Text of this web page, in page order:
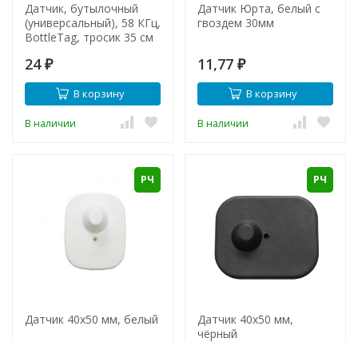
Датчик, бутылочный
(универсальный), 58 КГц,
BottleTag, тросик 35 см
24 ₽
В корзину
В наличии
Датчик Юрта, белый с
гвоздем 30мм
11,77 ₽
В корзину
В наличии
РЧ
Датчик 40х50 мм, белый
РЧ
Датчик 40х50 мм,
чёрный